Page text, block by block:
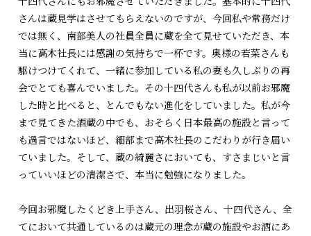
さんは蔵見学はさせてもらえないのですが、今回私や常務だけ
では無く、南部美人の社員全員に蔵を全て見せていただき、本
当に高木社長には感謝の気持ちで一杯です。奥様の若菜さんも
駆けつけてくれて、一緒に参加している私の妻も久しぶりの再
会でとても喜んでいました。その十四代さんも私が以前お邪魔
した時と比べると、とんでもない進化をしていました。私が今
まで見てきた酒蔵の中でも、おそらく日本最高の施設と言って
も過言ではないほど、細部まで高木社長のこだわりが行き届い
ていました。そして、蔵の綺麗さにおいても、すさまじいと言
っていいほどの清潔さで、本当に勉強になりました。
今回お邪魔したくどき上手さん、出羽桜さん、十四代さん、全
てにおいて共通しているのは蔵元の理念が蔵の施設やお酒にあ